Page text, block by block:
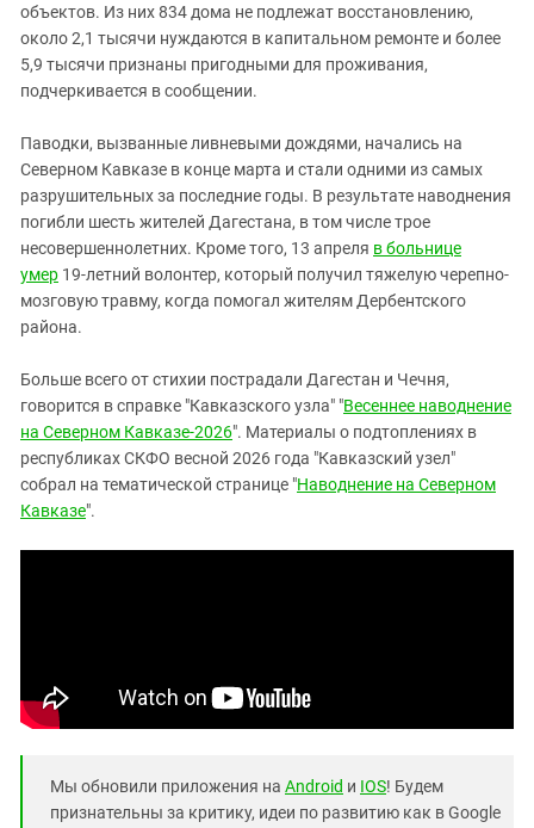
объектов. Из них 834 дома не подлежат восстановлению,
около 2,1 тысячи нуждаются в капитальном ремонте и более
5,9 тысячи признаны пригодными для проживания,
подчеркивается в сообщении.
Паводки, вызванные ливневыми дождями, начались на
Северном Кавказе в конце марта и стали одними из самых
разрушительных за последние годы. В результате наводнения
погибли шесть жителей Дагестана, в том числе трое
несовершеннолетних. Кроме того, 13 апреля в больнице
умер 19-летний волонтер, который получил тяжелую черепно-
мозговую травму, когда помогал жителям Дербентского
района.
Больше всего от стихии пострадали Дагестан и Чечня,
говорится в справке "Кавказского узла" "Весеннее наводнение
на Северном Кавказе-2026". Материалы о подтоплениях в
республиках СКФО весной 2026 года "Кавказский узел"
собрал на тематической странице "Наводнение на Северном
Кавказе".
Мы обновили приложения на Android и IOS! Будем
признательны за критику, идеи по развитию как в Google